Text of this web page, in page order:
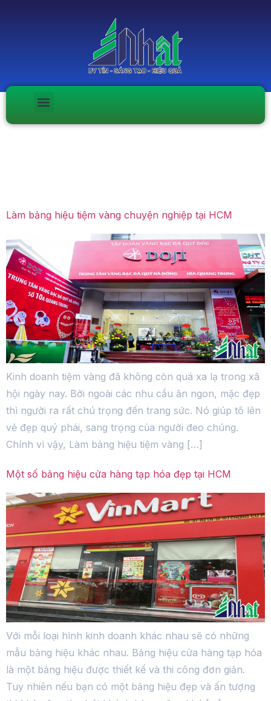
Làm bảng hiệu tiệm vàng chuyện nghiệp tại HCM
Kinh doanh tiệm vàng đã không còn quá xa lạ trong xã
hội ngày nay. Bởi ngoài các nhu cầu ăn ngon, mặc đẹp
thì người ra rất chú trọng đến trang sức. Nó giúp tô lên
vẻ đẹp quý phái, sang trọng của người đeo chúng.
Chính vì vậy, Làm bảng hiệu tiệm vàng […]
Một số bảng hiệu cửa hàng tạp hóa đẹp tại HCM
Với mỗi loại hình kinh doanh khác nhau sẽ có những
mẫu bảng hiệu khác nhau. Bảng hiệu cửa hàng tạp hóa
là một bảng hiệu được thiết kế và thi công đơn giản.
Tuy nhiên nếu bạn có một bảng hiệu đẹp và ấn tượng